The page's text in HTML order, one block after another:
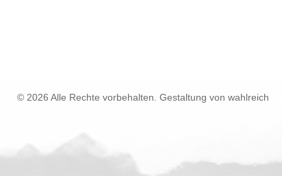
© 2026 Alle Rechte vorbehalten. Gestaltung von wahlreich